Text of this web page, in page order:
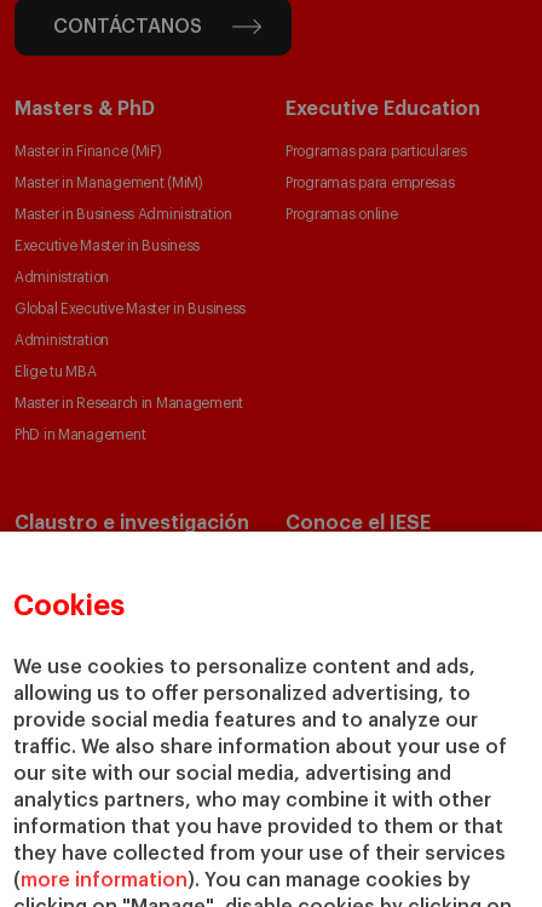
Cookies
We use cookies to personalize content and ads,
allowing us to offer personalized advertising, to
provide social media features and to analyze our
traffic. We also share information about your use of
our site with our social media, advertising and
analytics partners, who may combine it with other
information that you have provided to them or that
they have collected from your use of their services
(more information). You can manage cookies by
CONTÁCTANOS
Masters & PhD
Master in Finance (MiF)
Master in Management (MiM)
Master in Business Administration
Executive Master in Business
Administration
Global Executive Master in Business
Administration
Elige tu MBA
Master in Research in Management
PhD in Management
Executive Education
Programas para particulares
Programas para empresas
Programas online
Claustro e investigación
Departamentos académicos
Cátedras
IESE Insight
IESE Publishing
Conoce el IESE
Nuestro impacto
Colabora con el IESE
Servicios
Biblioteca
Canal de Compliance
Capellanía
IESE Shop